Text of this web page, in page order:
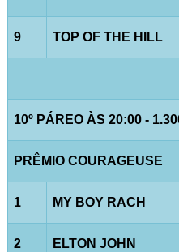
9 TOP OF THE HILL
10º PÁREO ÀS 20:00 -
PRÊMIO COURAGEUSE
1 MY BOY RACH
2 ELTON JOHN